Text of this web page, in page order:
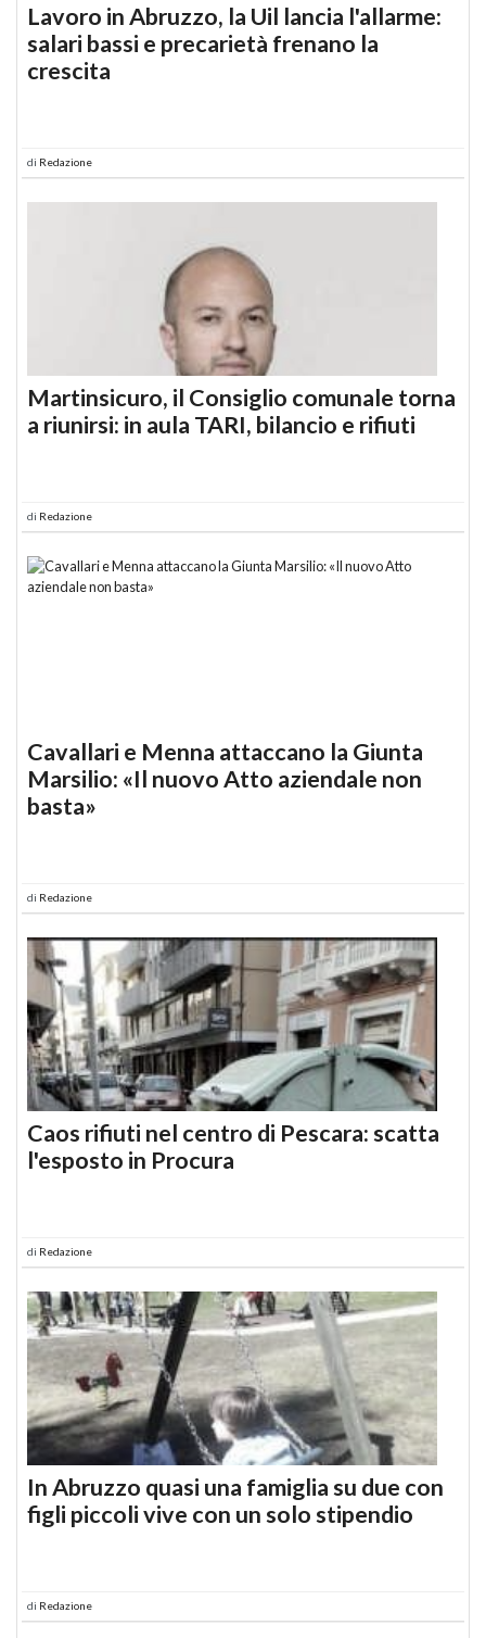
Lavoro in Abruzzo, la Uil lancia l'allarme:
salari bassi e precarietà frenano la
crescita
di Redazione
Martinsicuro, il Consiglio comunale torna
a riunirsi: in aula TARI, bilancio e rifiuti
di Redazione
Cavallari e Menna attaccano la Giunta
Marsilio: «Il nuovo Atto aziendale non
basta»
di Redazione
Caos rifiuti nel centro di Pescara: scatta
l'esposto in Procura
di Redazione
In Abruzzo quasi una famiglia su due con
figli piccoli vive con un solo stipendio
di Redazione